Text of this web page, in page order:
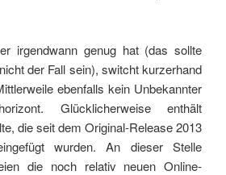
irgendwann genug hat (das sollte
der Fall sein), switcht kurzerhand
ebenfalls kein Unbekannter
Glücklicherweise enthält
die seit dem Original-Release 2013
wurden. An dieser Stelle
die noch relativ neuen Online-